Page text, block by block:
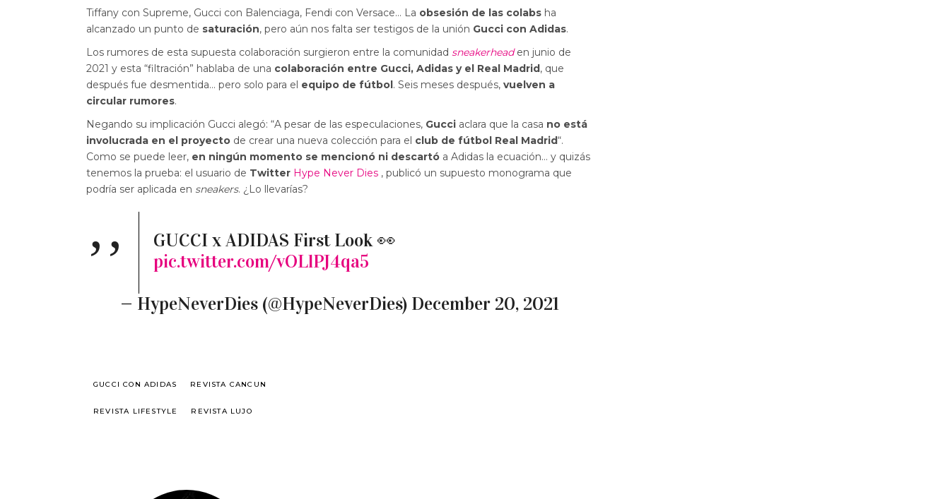
Tiffany con Supreme, Gucci con Balenciaga, Fendi con Versace… La obsesión de las colabs ha
alcanzado un punto de saturación, pero aún nos falta ser testigos de la unión Gucci con Adidas.
Los rumores de esta supuesta colaboración surgieron entre la comunidad sneakerhead en junio de
2021 y esta “filtración” hablaba de una colaboración entre Gucci, Adidas y el Real Madrid , que
después fue desmentida… pero solo para el equipo de fútbol . Seis meses después, vuelven a
circular rumores.
Negando su implicación Gucci alegó: “A pesar de las especulaciones, Gucci aclara que la casa no está
involucrada en el proyecto de crear una nueva colección para el club de fútbol Real Madrid“.
Como se puede leer, en ningún momento se mencionó ni descartó a Adidas la ecuación… y quizás
tenemos la prueba: el usuario de Twitter Hype Never Dies , publicó un supuesto monograma que
podría ser aplicada en sneakers. ¿Lo llevarías?
GUCCI x ADIDAS First Look 👀
pic.twitter.com/vOLlPJ4qa5
— HypeNeverDies (@HypeNeverDies) December 20, 2021
GUCCI CON ADIDAS REVISTA CANCUN
REVISTA LIFESTYLE REVISTA LUJO